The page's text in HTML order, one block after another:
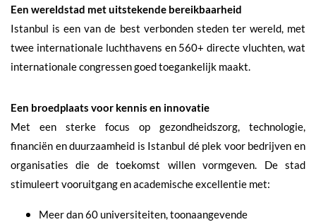
Een wereldstad met uitstekende bereikbaarheid
Istanbul is een van de best verbonden steden ter wereld, met
twee internationale luchthavens en 560+ directe vluchten, wat
internationale congressen goed toegankelijk maakt.
Een broedplaats voor kennis en innovatie
Met een sterke focus op gezondheidszorg, technologie,
financiën en duurzaamheid is Istanbul dé plek voor bedrijven en
organisaties die de toekomst willen vormgeven. De stad
stimuleert vooruitgang en academische excellentie met:
Meer dan 60 universiteiten, toonaangevende